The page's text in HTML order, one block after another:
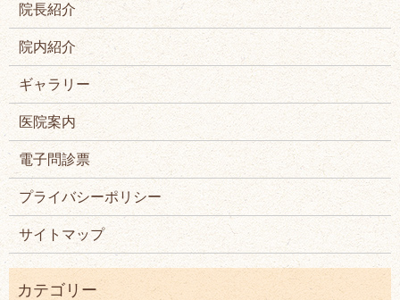
院長紹介
院内紹介
ギャラリー
医院案内
電子問診票
プライバシーポリシー
サイトマップ